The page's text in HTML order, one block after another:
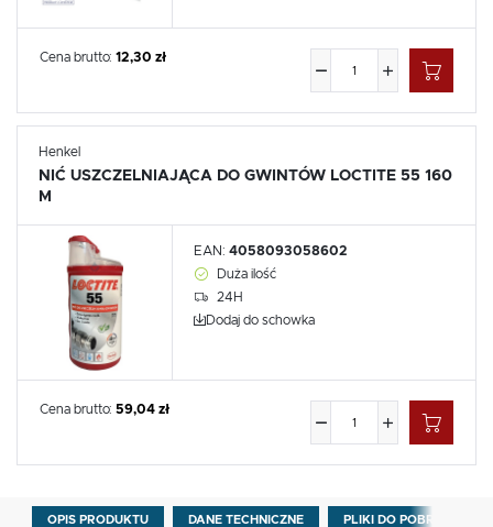
Cena brutto: 12,30 zł
Henkel
NIĆ USZCZELNIAJĄCA DO GWINTÓW LOCTITE 55 160
M
EAN: 4058093058602
Duża ilość
24H
Dodaj do schowka
Cena brutto: 59,04 zł
OPIS PRODUKTU DANE TECHNICZNE PLIKI DO POBRANIA